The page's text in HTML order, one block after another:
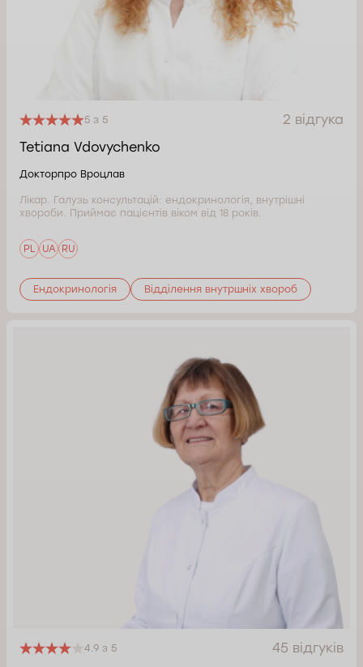
5 з 5
2 відгука
Tetiana Vdovychenko
Докторпро Вроцлав
Лікар. Галузь консультацій: ендокринологія, внутрішні
хвороби. Приймає пацієнтів віком від 18 років.
PL UA RU
Ендокринологія Відділення внутршніх хвороб
4.9 з 5
45 відгуків